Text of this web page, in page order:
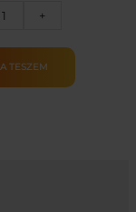
Üdvözlőkártya
Bor_RAJZ
mennyiség
+
TESZEM